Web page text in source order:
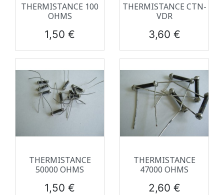
THERMISTANCE 100
OHMS
Prix
1,50 €
THERMISTANCE CTN-
VDR
Prix
3,60 €
THERMISTANCE
50000 OHMS
Prix
1,50 €
THERMISTANCE
47000 OHMS
Prix
2,60 €